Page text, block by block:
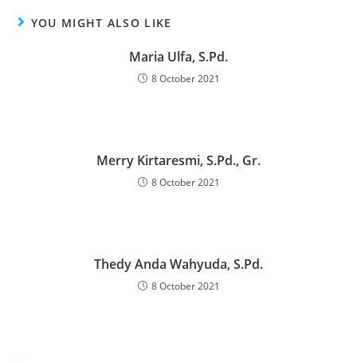
YOU MIGHT ALSO LIKE
Maria Ulfa, S.Pd.
8 October 2021
Merry Kirtaresmi, S.Pd., Gr.
8 October 2021
Thedy Anda Wahyuda, S.Pd.
8 October 2021